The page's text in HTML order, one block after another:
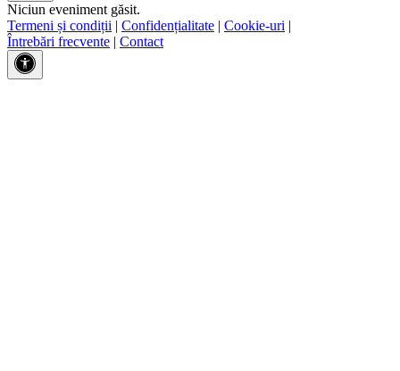
Niciun eveniment găsit.
Termeni și condiții | Confidențialitate | Cookie-uri |
Întrebări frecvente | Contact